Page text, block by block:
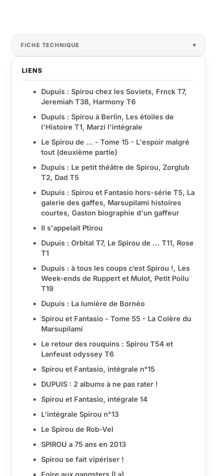
FICHE TECHNIQUE
LIENS
Dupuis : Spirou chez les Soviets, Frnck T7,
Jeremiah T38, Harmony T6
Dupuis : Spirou à Berlin, Les étoiles de
l'Histoire T1, Marzi l'intégrale
Le Spirou de … - Tome 15 - L'espoir malgré
tout (deuxième partie)
Dupuis : Le petit théâtre de Spirou, Zorglub
T2, Dad T5
Dupuis : Spirou et Fantasio hors-série T5, La
galerie des gaffes, Marsupilami histoires
courtes, Gaston biographie d'un gaffeur
Il s'appelait Ptirou
Dupuis : Orbital T7, Le Spirou de ... T11, Rose
T1
Dupuis : à tous les coups c’est Spirou !, Les
Week-ends de Ruppert et Mulot, Petit Poilu
T19
Dupuis : La lumière de Bornéo
Spirou et Fantasio - Tome 55 - La Colère du
Marsupilami
Le retour des rouquins : Spirou T54 et
Lanfeust odyssey T6
Spirou et Fantasio, intégrale n°15
DUPUIS : 2 albums à ne pas rater !
Spirou et Fantasio, intégrale 14
L'intégrale Spirou n°13
Le Spirou de Rob-Vel
SPIROU a 75 ans en 2013
Spirou se fait vipériser !
Foire aux gangsters (La)